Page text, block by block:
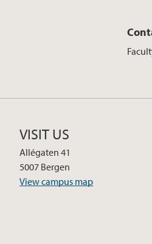
VISIT US
Allégaten 41
5007 Bergen
View campus map